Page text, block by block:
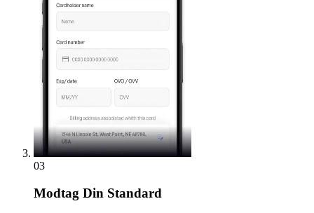
03
Modtag Din Standard